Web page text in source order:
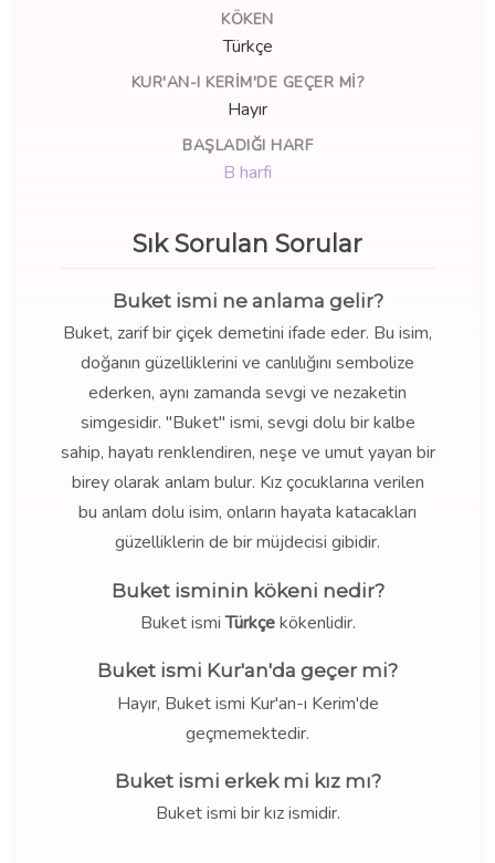
KÖKEN
Türkçe
KUR'AN-I KERIM'DE GEÇER MI?
Hayır
BAŞLADIĞI HARF
B harfi
Sık Sorulan Sorular
Buket ismi ne anlama gelir?
Buket, zarif bir çiçek demetini ifade eder. Bu isim,
doğanın güzelliklerini ve canlılığını sembolize
ederken, aynı zamanda sevgi ve nezaketin
simgesidir. "Buket" ismi, sevgi dolu bir kalbe
sahip, hayatı renklendiren, neşe ve umut yayan bir
birey olarak anlam bulur. Kız çocuklarına verilen
bu anlam dolu isim, onların hayata katacakları
güzelliklerin de bir müjdecisi gibidir.
Buket isminin kökeni nedir?
Buket ismiTürkçekökenlidir.
Buket ismi Kur'an'da geçer mi?
Hayır, Buket ismi Kur'an-ı Kerim'de
geçmemektedir.
Buket ismi erkek mi kız mı?
Buket ismi bir kız ismidir.